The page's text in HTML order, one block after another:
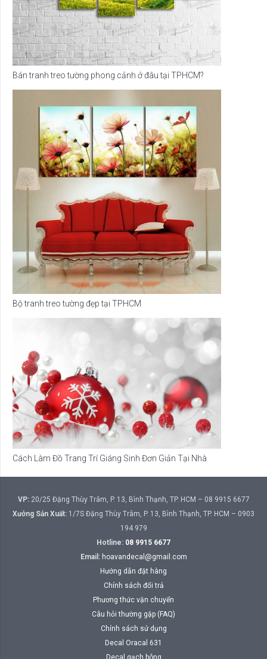
Bán tranh treo tường phong cảnh ở đâu tại TPHCM?
Bộ tranh treo tường đẹp tại TPHCM
Cách Làm Đồ Trang Trí Giáng Sinh Đơn Giản Tại Nhà
VP:20/25 Đặng Thùy Trâm, P. 13, Bình Thạnh, TP. HCM – 08 9915 6677
Xưởng Sản Xuất: 1/7S Đặng Thùy Trâm, P. 13, Bình Thạnh, TP. HCM – 0903
194 979
Hotline: 08 9915 6677
Email: hoavandecal@gmail.com
Hướng dẫn đặt hàng
Chính sách đổi trả
Phương thức vận chuyển
Câu hỏi thường gặp (FAQ)
Chính sách sử dụng
Decal Oracal 631
Decal gạch bông